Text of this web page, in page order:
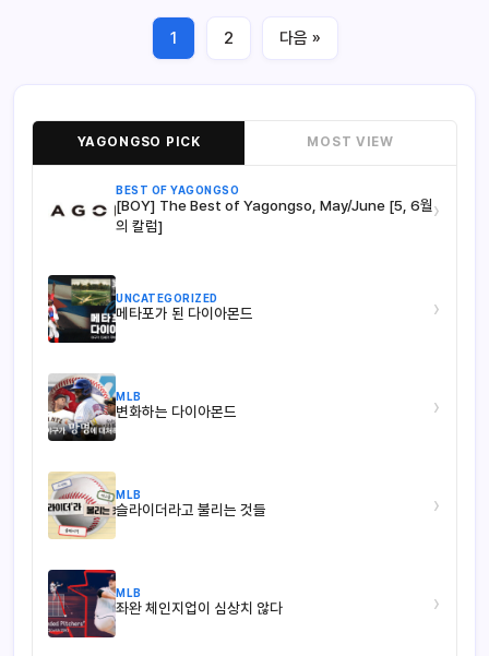
1 2 다음 »
YAGONGSO PICK MOST VIEW
BEST OF YAGONGSO
[BOY] The Best of Yagongso, May/June [5, 6월
의 칼럼]
›
UNCATEGORIZED
메타포가 된 다이아몬드 ›
MLB
변화하는 다이아몬드 ›
MLB
슬라이더라고 불리는 것들 ›
MLB
좌완 체인지업이 심상치 않다 ›